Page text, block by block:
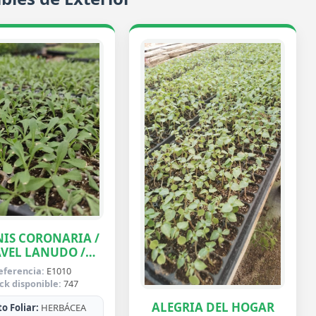
CORONARIA /
LANUDO /
ABUELAE1010
disponible: 747
Foliar: HERBÁCEA
ALEGRIA DEL HOGAR